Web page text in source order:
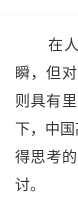
在人
瞬，但
则具有
下，中
得思考
讨。